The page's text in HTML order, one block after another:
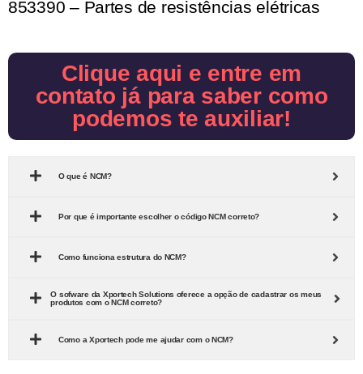
853390 – Partes de resistências elétricas
Clique aqui e entre em
contato já para saber como
podemos te auxiliar!
O que é NCM?
Por que é importante escolher o código NCM correto?
Como funciona estrutura do NCM?
O sofware da Xportech Solutions oferece a opção de cadastrar os meus
produtos com o NCM correto?
Como a Xportech pode me ajudar com o NCM?